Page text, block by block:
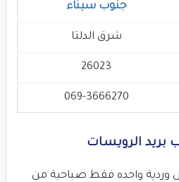
جنوب سيناء
شرق الدلتا
26023
069-3666270
بريد الرويسات
وردية واحده فقط صباحية من